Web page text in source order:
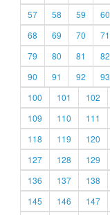
57
58 59 60
68
69 70 71
79
80 81 82
90
91 92 93
100
101 102
109
110 111
118
119 120
127
128 129
136
137 138
145
146 147